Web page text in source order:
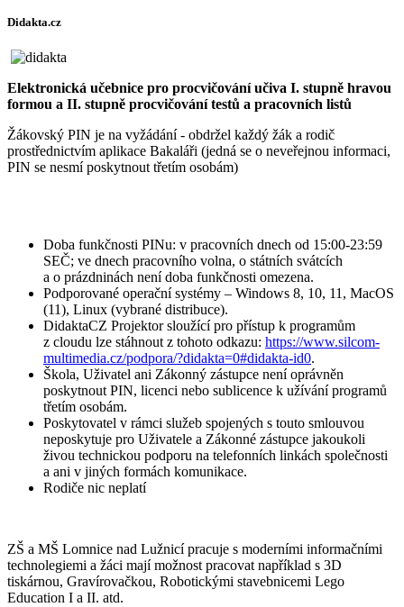
Didakta.cz
Elektronická učebnice pro procvičování učiva I. stupně hravou
formou a II. stupně procvičování testů a pracovních listů
Žákovský PIN je na vyžádání - obdržel každý žák a rodič
prostřednictvím aplikace Bakaláři (jedná se o neveřejnou informaci,
PIN se nesmí poskytnout třetím osobám)
Doba funkčnosti PINu: v pracovních dnech od 15:00-23:59
SEČ; ve dnech pracovního volna, o státních svátcích
a o prázdninách není doba funkčnosti omezena.
Podporované operační systémy – Windows 8, 10, 11, MacOS
(11), Linux (vybrané distribuce).
DidaktaCZ Projektor sloužící pro přístup k programům
z cloudu lze stáhnout z tohoto odkazu: https://www.silcom-
multimedia.cz/podpora/?didakta=0#didakta-id0.
Škola, Uživatel ani Zákonný zástupce není oprávněn
poskytnout PIN, licenci nebo sublicence k užívání programů
třetím osobám.
Poskytovatel v rámci služeb spojených s touto smlouvou
neposkytuje pro Uživatele a Zákonné zástupce jakoukoli
živou technickou podporu na telefonních linkách společnosti
a ani v jiných formách komunikace.
Rodiče nic neplatí
ZŠ a MŠ Lomnice nad Lužnicí pracuje s moderními informačními
technolegiemi a žáci mají možnost pracovat například s 3D
tiskárnou, Gravírovačkou, Robotickými stavebnicemi Lego
Education I a II. atd.